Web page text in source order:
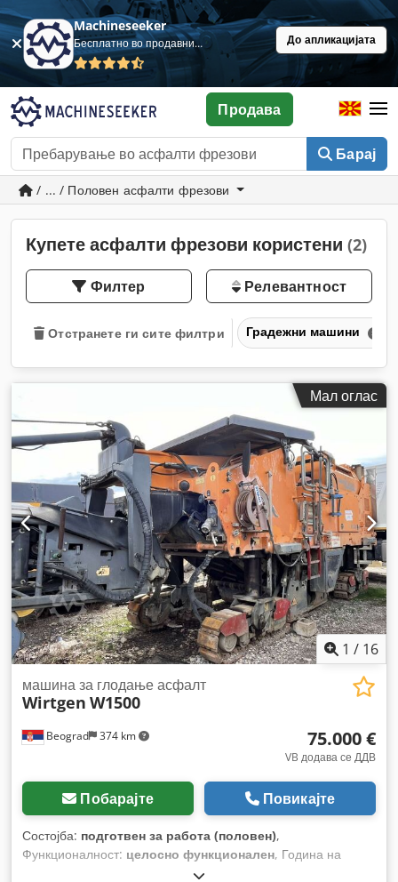
Machineseeker
Бесплатно во продавница До апликацијата
Барај
Продава
/ ... / Половен асфалти фрезови
Купете асфалти фрезови користени (2)
Филтер Релевантност
Отстранете ги сите филтри Градежни машини
Мал оглас
1 / 16
Beograd 374 km
машина за глодање асфалт
Wirtgen W1500
75.000 €
VB додава се ДДВ
Побарајте Повикајте
Состојба: подготвен за работа (половен),
Функционалност: целосно функционален, Година на
, број на машина/возило: